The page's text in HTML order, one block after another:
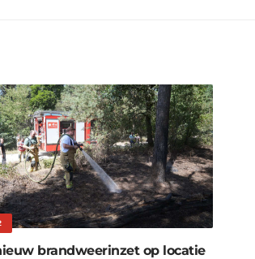
brandweerinzet op locatie